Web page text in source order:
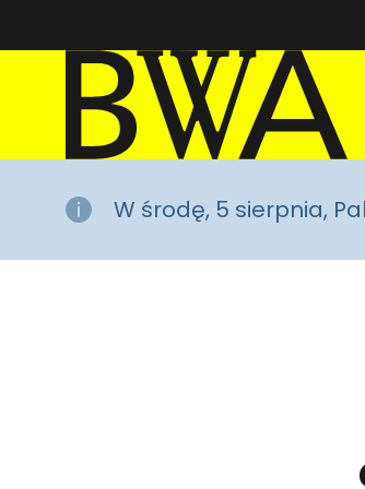
BWA Wrocław
Galerie Sztuki Współczesnej
W środę, 5 sierpnia,